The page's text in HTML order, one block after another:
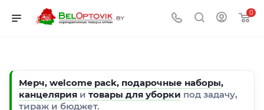
0
Мерч, welcome pack, подарочные наборы,
канцелярия и товары для уборки под задачу,
тираж и бюджет.